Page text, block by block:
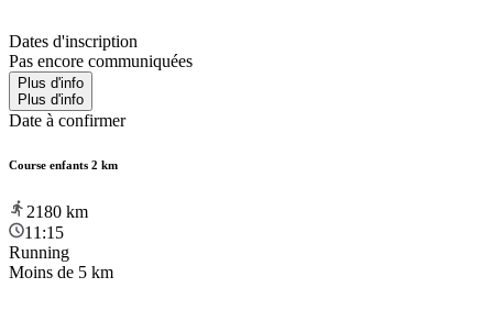
Dates d'inscription
Pas encore communiquées
Plus d'info
Plus d'info
Date à confirmer
Course enfants 2 km
2180 km
11:15
Running
Moins de 5 km